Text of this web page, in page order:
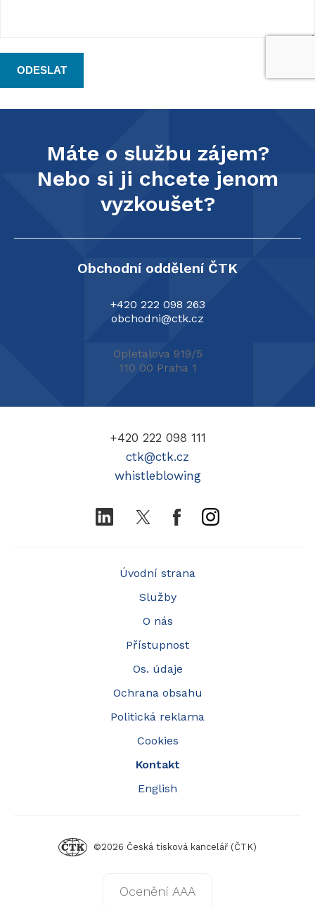
Máte o službu zájem?
Nebo si ji chcete jenom
vyzkoušet?
Obchodní oddělení ČTK
+420 222 098 263
obchodni@ctk.cz
Opletalova 919/5
110 00 Praha 1
+420 222 098 111
ctk@ctk.cz
whistleblowing
LinkedIn TwitterFacebookInstagram
Úvodní strana
Služby
O nás
Přístupnost
Os. údaje
Ochrana obsahu
Politická reklama
Cookies
Kontakt
English
©2026 Česká tisková kancelář (ČTK)
Ocenění AAA